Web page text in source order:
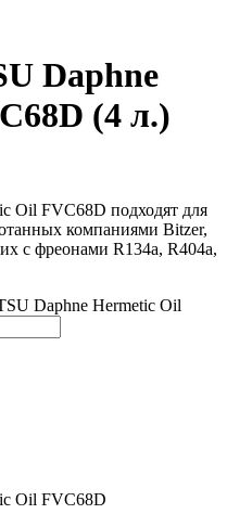
Daphne
(4 л.)
Oil FVC68D подходят для
компаниями Bitzer,
с фреонами R134a, R404a,
Daphne Hermetic Oil
Oil FVC68D